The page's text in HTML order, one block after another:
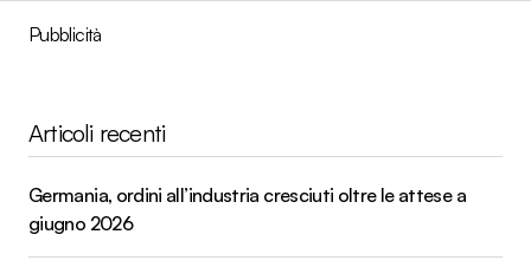
Pubblicità
Articoli recenti
Germania, ordini all’industria cresciuti oltre le attese a
giugno 2026